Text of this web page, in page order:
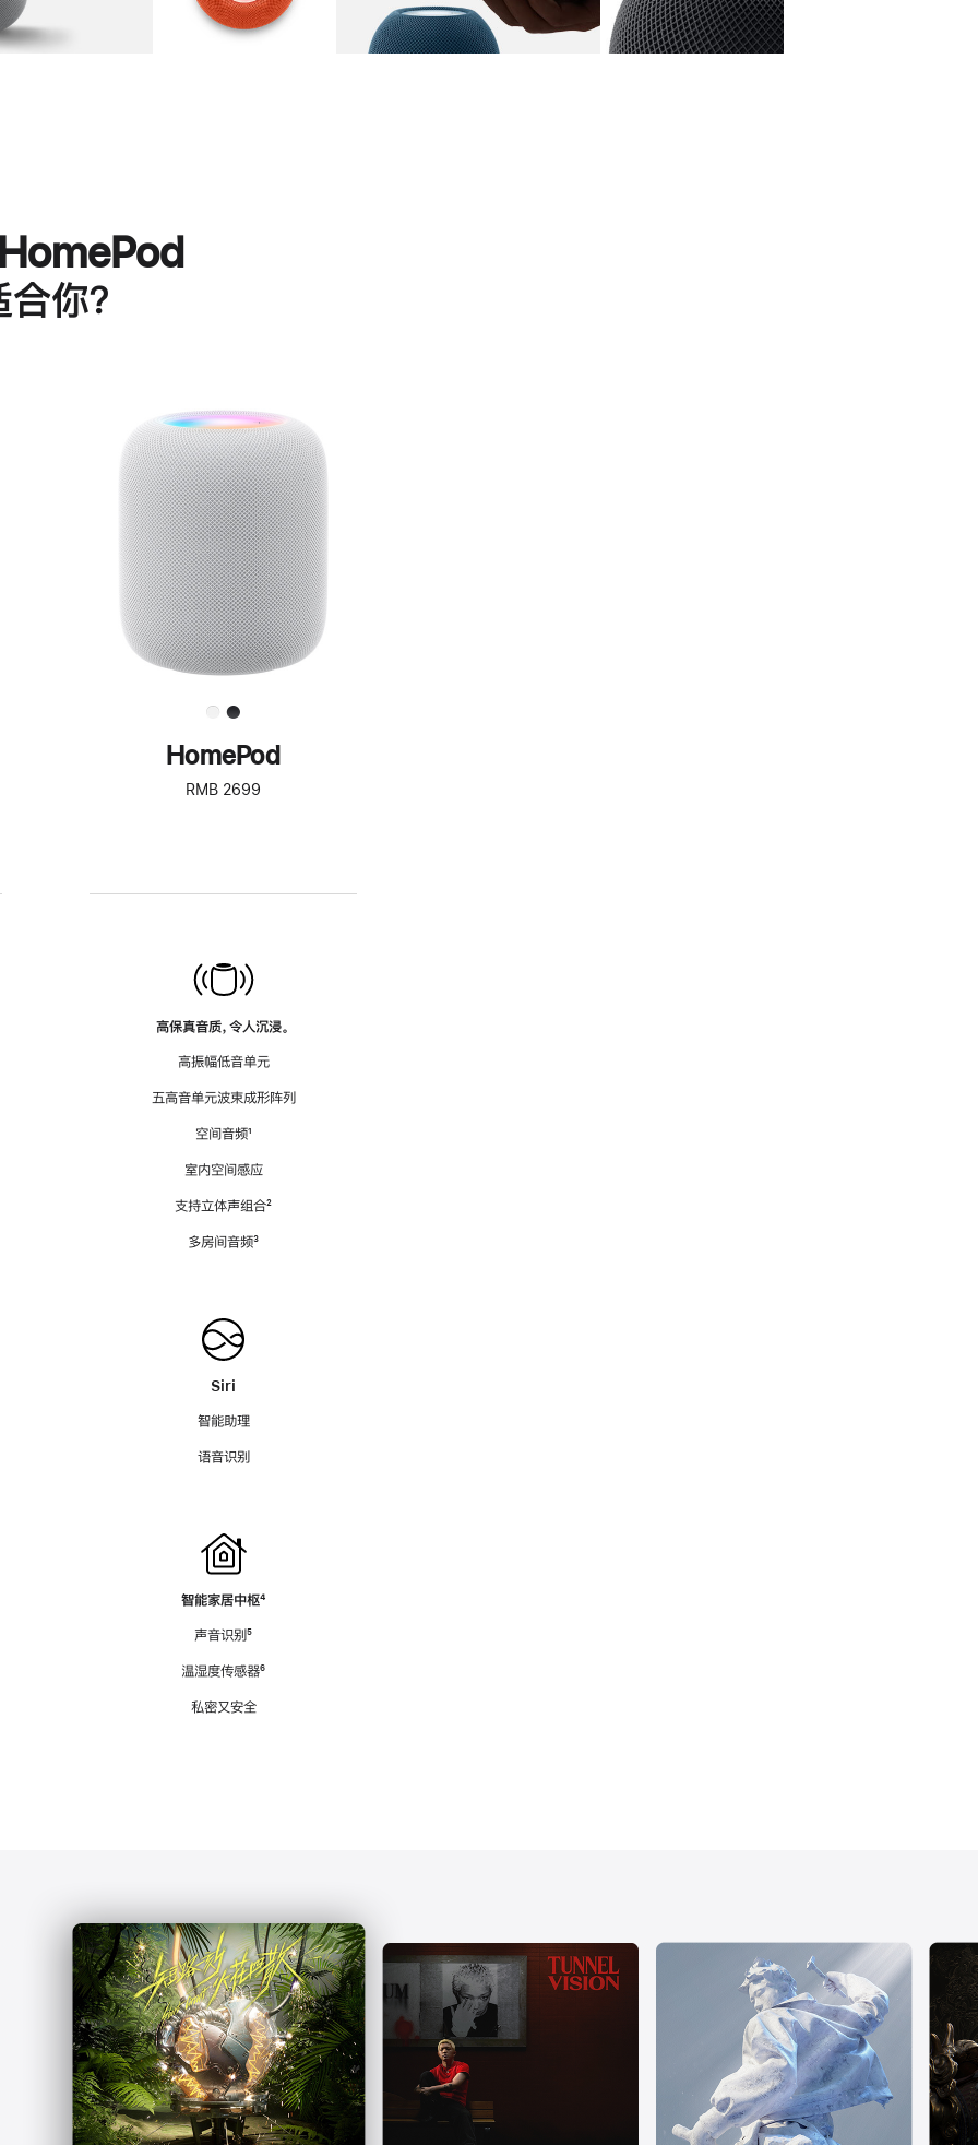
你？
进
一
步
了
解
HomePod<
HomePod
RMB 2699
高保真音质，令人沉浸。
高振幅低音单元
五高音单元波束成形阵列
空间音频脚
¹
室内空间感应
支持立体声组合脚
²
多房间音频脚
³
Siri
智能助理
语音识别
智能家居中枢脚
⁴
声音识别脚
⁵
温湿度传感器脚
⁶
私密又安全